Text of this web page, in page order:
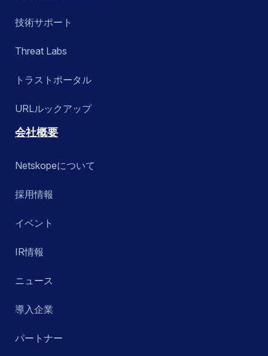
技術サポート
Threat Labs
トラストポータル
URLルックアップ
会社概要
Netskopeについて
採用情報
イベント
IR情報
ニュース
導入企業
パートナー